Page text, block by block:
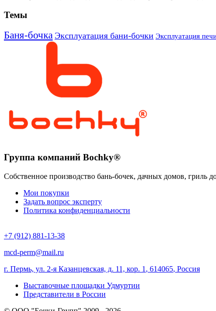
Темы
Баня-бочка Эксплуатация бани-бочки Эксплуатация
Группа компаний Bochky®
Собственное производство бань-бочек, дачных домов, гриль
Мои покупки
Задать вопрос эксперту
Политика конфиденциальности
+7 (912) 881-13-38
mcd-perm@mail.ru
г. Пермь, ул. 2-я Казанцевская, д. 11, кор. 1 , 614065, Россия
Выставочные площадки Удмуртии
Представители в России